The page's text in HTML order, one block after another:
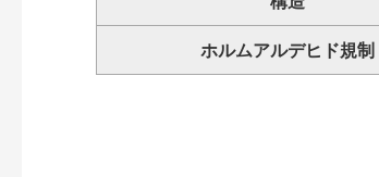
ホルムアルデヒド規制